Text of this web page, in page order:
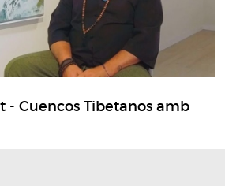
- Cuencos Tibetanos amb